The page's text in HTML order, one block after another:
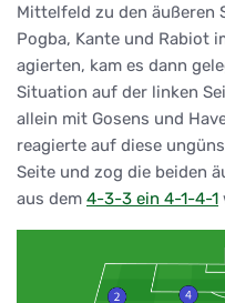
Mittelfeld zu den äußeren
Pogba, Kante und Rabiot
agierten, kam es dann
Situation auf der linken
allein mit Gosens und
reagierte auf diese
Seite und zog die beiden
aus dem 4-3-3 ein 4-1-4-1